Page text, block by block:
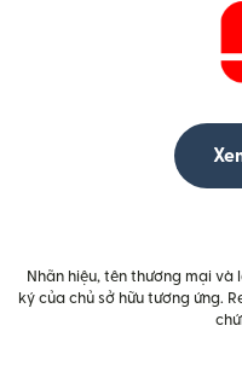
Nhãn hiệu, tên thương mại
ký của chủ sở hữu tương ứng.